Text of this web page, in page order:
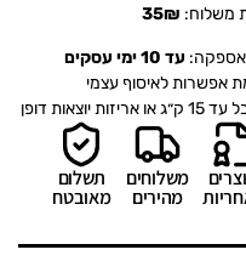
משלוח: 35₪
אספקה: עד 10 ימי עסקים
אפשרות לאיסוף עצמי
אריזות יוצאות דופן
משלוחים
מהירים
תשלום
מאובטח